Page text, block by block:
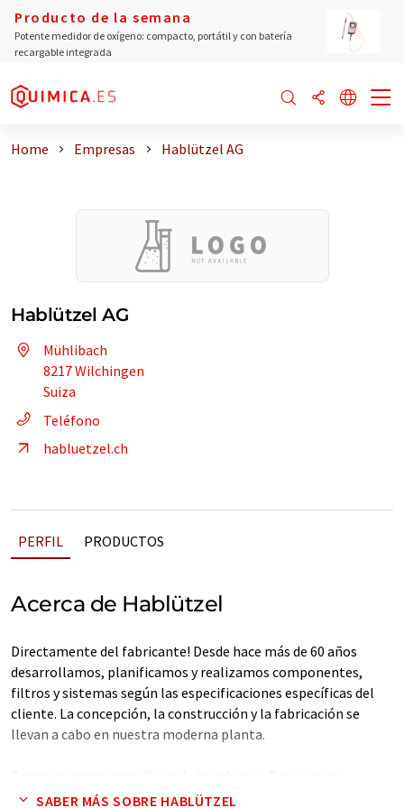
Producto de la semana
Potente medidor de oxígeno: compacto, portátil y con batería
recargable integrada
Home Empresas Hablützel AG
Hablützel AG
Mühlibach
8217 Wilchingen
Suiza
Teléfono
habluetzel.ch
PERFIL PRODUCTOS
Acerca de Hablützel
Directamente del fabricante! Desde hace más de 60 años
desarrollamos, planificamos y realizamos componentes,
filtros y sistemas según las especificaciones específicas del
cliente. La concepción, la construcción y la fabricación se
llevan a cabo en nuestra moderna planta.
Conocimientos específicos de la industria Basados en
nuestros muchos años de conocimientos específicos, somos
SABER MÁS SOBRE HABLÜTZEL